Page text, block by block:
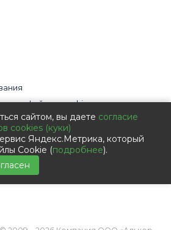
файлов cookies
данных с помощью сервиса
обработки персональных данных
персональных данных
сайтом, вы даете согласие
cookies (куки)
Яндекс.Метрика, который
Cookie (подробнее).